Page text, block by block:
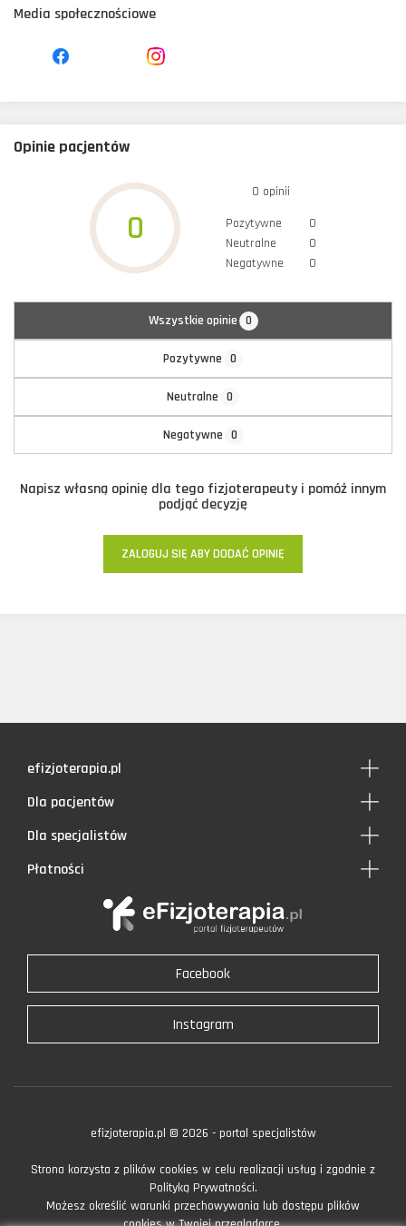
Media społecznościowe
Opinie pacjentów
0
0 opinii
Pozytywne
0
Neutralne
0
Negatywne
0
Wszystkie opinie 0
Pozytywne 0
Neutralne 0
Negatywne 0
Napisz własną opinię dla tego fizjoterapeuty i pomóż innym
podjąć decyzję
ZALOGUJ SIĘ ABY DODAĆ OPINIĘ
efizjoterapia.pl
Dla pacjentów
Dla specjalistów
Płatności
Facebook
Instagram
efizjoterapia.pl © 2026 - portal specjalistów
Strona korzysta z plików cookies w celu realizacji usług i zgodnie z
Polityką Prywatności.
Możesz określić warunki przechowywania lub dostępu plików